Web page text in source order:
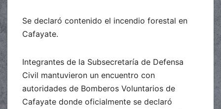
Se declaró contenido el incendio forestal en
Cafayate.
Integrantes de la Subsecretaría de Defensa
Civil mantuvieron un encuentro con
autoridades de Bomberos Voluntarios de
Cafayate donde oficialmente se declaró